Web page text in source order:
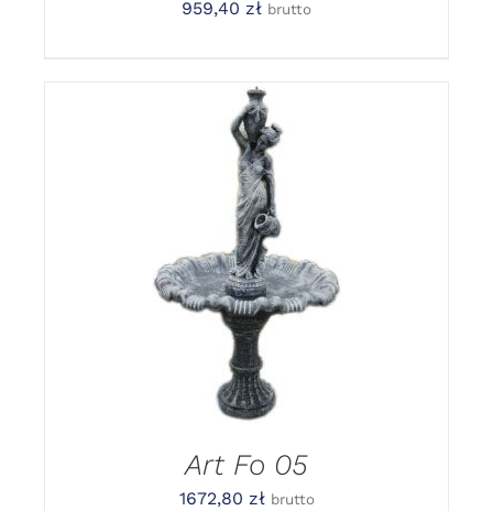
959,40 zł brutto
DODAJ DO
KOSZYKA
/
DETAILS
Art Fo 05
1672,80 zł brutto